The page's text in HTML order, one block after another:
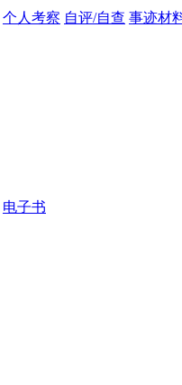
个人考察 自评/自查 事迹材
电子书